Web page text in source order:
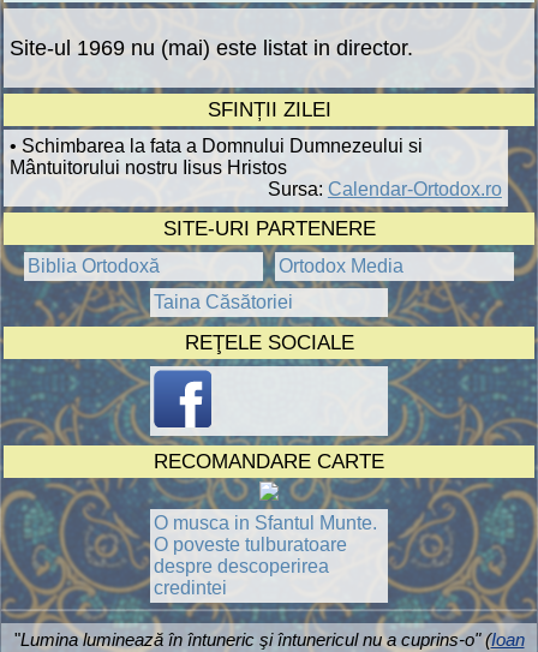
Site-ul 1969 nu (mai) este listat in director.
SFINȚII ZILEI
• Schimbarea la fata a Domnului Dumnezeului si
Mântuitorului nostru Iisus Hristos
Sursa: Calendar-Ortodox.ro
SITE-URI PARTENERE
Biblia Ortodoxă
Ortodox Media
Taina Căsătoriei
REŢELE SOCIALE
RECOMANDARE CARTE
O musca in Sfantul Munte.
O poveste tulburatoare
despre descoperirea
credintei
"Lumina luminează în întuneric şi întunericul nu a cuprins-o" (Ioan